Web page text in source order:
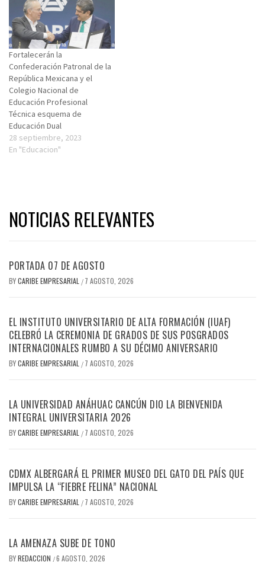
Fortalecerán la
Confederación Patronal de la
República Mexicana y el
Colegio Nacional de
Educación Profesional
Técnica esquema de
Educación Dual
28 septiembre, 2023
En "Educacion"
NOTICIAS RELEVANTES
PORTADA 07 DE AGOSTO
BYCARIBE EMPRESARIAL / 7 AGOSTO, 2026
EL INSTITUTO UNIVERSITARIO DE ALTA FORMACIÓN (IUAF)
CELEBRÓ LA CEREMONIA DE GRADOS DE SUS POSGRADOS
INTERNACIONALES RUMBO A SU DÉCIMO ANIVERSARIO
BYCARIBE EMPRESARIAL / 7 AGOSTO, 2026
LA UNIVERSIDAD ANÁHUAC CANCÚN DIO LA BIENVENIDA
INTEGRAL UNIVERSITARIA 2026
BYCARIBE EMPRESARIAL / 7 AGOSTO, 2026
CDMX ALBERGARÁ EL PRIMER MUSEO DEL GATO DEL PAÍS QUE
IMPULSA LA “FIEBRE FELINA” NACIONAL
BYCARIBE EMPRESARIAL / 7 AGOSTO, 2026
LA AMENAZA SUBE DE TONO
BYREDACCION /6 AGOSTO, 2026